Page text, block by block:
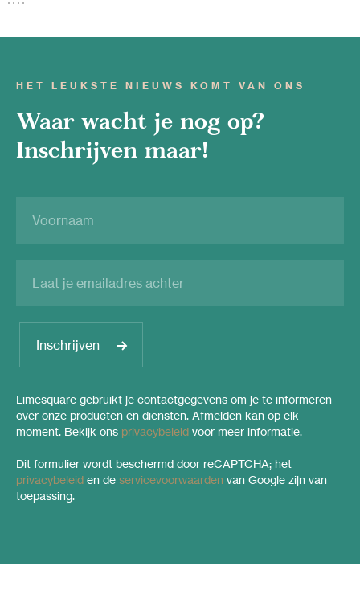
HET LEUKSTE NIEUWS KOMT VAN ONS
Waar wacht je nog op?
Inschrijven maar!
Inschrijven
Limesquare gebruikt je contactgegevens om je te informeren
over onze producten en diensten. Afmelden kan op elk
moment. Bekijk ons privacybeleid voor meer informatie.
Dit formulier wordt beschermd door reCAPTCHA; het
privacybeleid en de servicevoorwaarden van Google zijn van
toepassing.